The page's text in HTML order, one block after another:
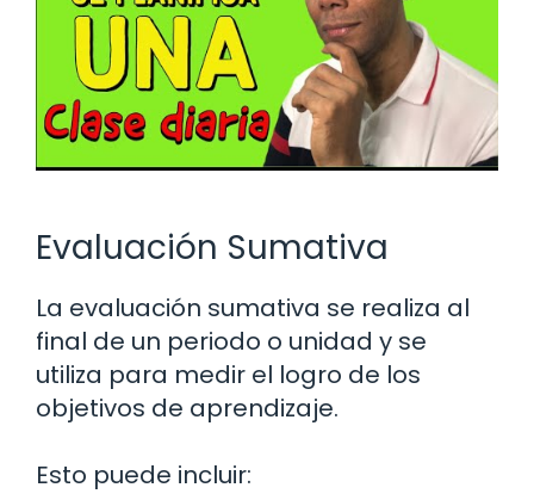
Evaluación Sumativa
La evaluación sumativa se realiza al
final de un periodo o unidad y se
utiliza para medir el logro de los
objetivos de aprendizaje.
Esto puede incluir: